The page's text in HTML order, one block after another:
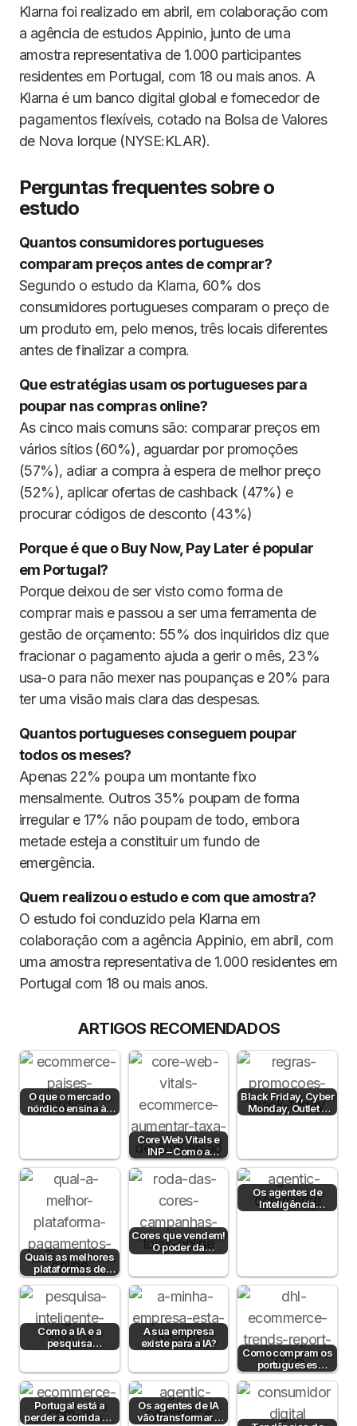
Klarna foi realizado em abril, em colaboração com
a agência de estudos Appinio, junto de uma
amostra representativa de 1.000 participantes
residentes em Portugal, com 18 ou mais anos. A
Klarna é um banco digital global e fornecedor de
pagamentos flexíveis, cotado na Bolsa de Valores
de Nova Iorque (NYSE:KLAR).
Perguntas frequentes sobre o
estudo
Quantos consumidores portugueses
comparam preços antes de comprar?
Segundo o estudo da Klarna, 60% dos
consumidores portugueses comparam o preço de
um produto em, pelo menos, três locais diferentes
antes de finalizar a compra.
Que estratégias usam os portugueses para
poupar nas compras online?
As cinco mais comuns são: comparar preços em
vários sítios (60%), aguardar por promoções
(57%), adiar a compra à espera de melhor preço
(52%), aplicar ofertas de cashback (47%) e
procurar códigos de desconto (43%)
Porque é que o Buy Now, Pay Later é popular
em Portugal?
Porque deixou de ser visto como forma de
comprar mais e passou a ser uma ferramenta de
gestão de orçamento: 55% dos inquiridos diz que
fracionar o pagamento ajuda a gerir o mês, 23%
usa-o para não mexer nas poupanças e 20% para
ter uma visão mais clara das despesas.
Quantos portugueses conseguem poupar
todos os meses?
Apenas 22% poupa um montante fixo
mensalmente. Outros 35% poupam de forma
irregular e 17% não poupam de todo, embora
metade esteja a constituir um fundo de
emergência.
Quem realizou o estudo e com que amostra?
O estudo foi conduzido pela Klarna em
colaboração com a agência Appinio, em abril, com
uma amostra representativa de 1.000 residentes em
Portugal com 18 ou mais anos.
ARTIGOS RECOMENDADOS
O que o mercado
nórdico ensina às
Core Web Vitals e
INP – Como a
Velocidade e
Interatividade do…
Black Friday, Cyber
Monday, Outlet e
Quais as melhores
plataformas de
pagamento em
Portugal em 2026?
Cores que vendem!
O poder da
Os agentes de
Inteligência
Como a IA e a
pesquisa
conversão?
A sua empresa
existe para a IA?
Como compram os
portugueses
online? Estudo DHL
2026
Portugal está a
perder a corrida da
Os agentes de IA
vão transformar o